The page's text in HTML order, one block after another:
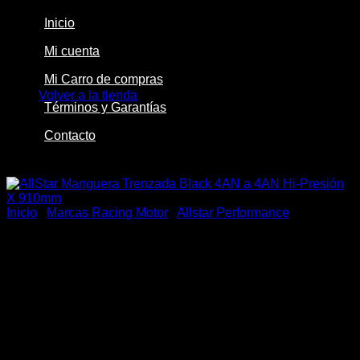
Volver a la tienda
Inicio
Mi cuenta
Mi Carro de compras
Términos y Garantías
Contacto
Inicio Marcas Racing Motor Allstar Performance